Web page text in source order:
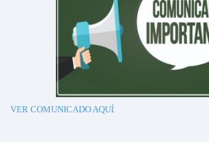
VER COMUNICADO AQUÍ